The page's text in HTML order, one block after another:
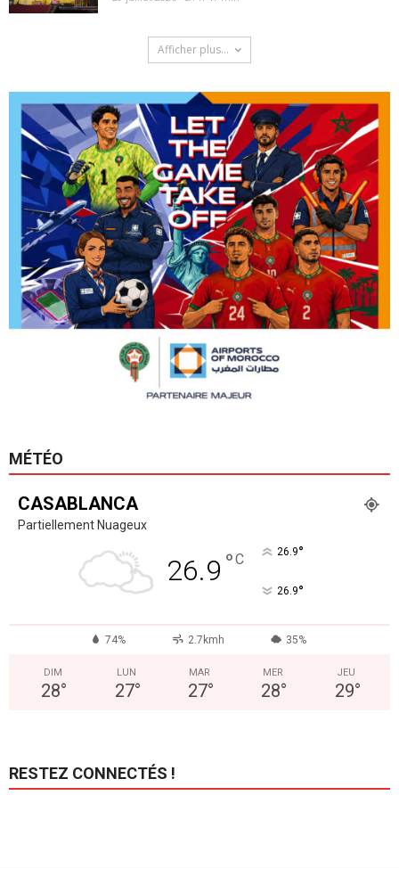
Afficher plus...
MÉTÉO
CASABLANCA
Partiellement Nuageux
26.9 °C 26.9°
26.9°
74% 2.7kmh 35%
DIM
28°
LUN
27°
MAR
27°
MER
28°
JEU
29°
RESTEZ CONNECTÉS !